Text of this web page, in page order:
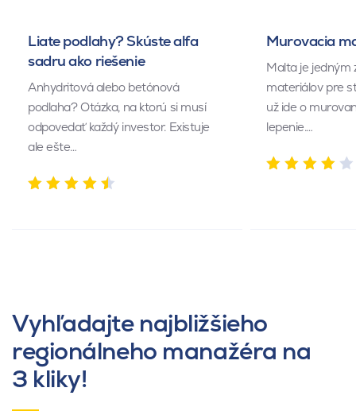
Liate podlahy? Skúste alfa
sadru ako riešenie
Anhydritová alebo betónová
podlaha? Otázka, na ktorú si musí
odpovedať každý investor. Existuje
ale ešte…
Murovacia
Malta je jedným
materiálov pre
už ide o
lepenie.…
Vyhľadajte najbližšieho
regionálneho manažéra na
3 kliky!